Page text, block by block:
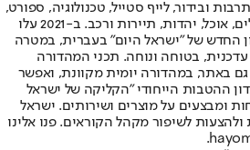
ובידור, לייף סטייל, טכנולוגיה, ספורט,
כלכלה וצרכנות, בריאות, חיילים, אוכל, יהדות, תיירות ורכב. ב-2021 עלו
החדש של "ישראל היום" בעברית, במטרה
בטוחה ונוחה. תכני המהדורה
באתר, במהדורה יומית מקוונת, ואפשר
ההטבות הייחודי "הקליקה של ישראל
ומבצעים על מוצרים ושירותים. ישראל
לשיפור מקהל הקוראים. פנו אלינו